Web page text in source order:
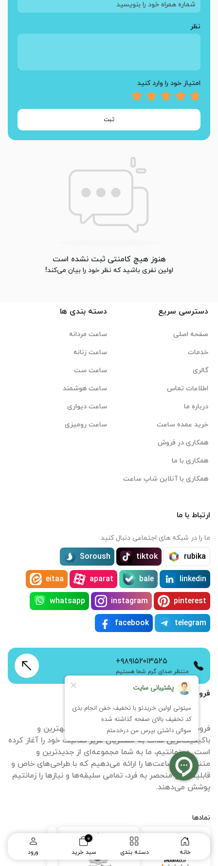
خانه دسته بندی سبد خرید
0
ورود
نظر
امتیاز خود را وارد کنید
ثبت
هنوز هیچ کامنتی ثبت نشده است
اولین نفری باشید که نظر خود را بیان می‌کند!
فروشگاه اینترنتی زمانتیم
فروشگاه آنلاین ساعت زمانتیم با هدف ارائه بهترین و
باکیفیت‌ترین ساات‌ به مشتریان عزیز فعالیت خود را آغاز کرده
است. در زمانتیم، ما به شما مجموعه‌ای از جدیدترین و
متنوع‌ترین ساعت‌ها را ارائه می‌دهیم که با طراحی‌های خاص و
قابلیت‌های منحصر به فرد، تمامی سلیقه‌ها و نیازها را زمانتیم
پوشش می‌دهند.
نمادها
دسترسی سریع
صفحه اصلی
خدمات
گالری
اطلاعات تماس
درباره ما
خرید عمده ساعت
همکاری در فروش
همکاری با ما
همکاری با آنلاین شاپ ساعت
دسته بندی ها
ساعت مردانه
ساعت زنانه
ساعت ست
ساعت هوشمند
ساعت دیواری
ساعت رومیزی
ارتباط با ما
ما را در شبکه های اجتماعی دنبال کنید
rubika
tiktok
Soroush
linkedin
bale
aparat
eitaa
pinterest
instagram
whatsapp
telegram
facebook
+۹۸۹۱۵۲۰۱۳۵۲۵
منتظر صدای گرم شما هستیم